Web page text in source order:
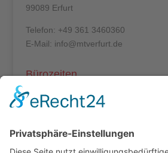
99089 Erfurt
Telefon: +49 361 3460360
E-Mail: info@mtverfurt.de
Bürozeiten
Mo – Do: 8:00 – 14:00 Uhr